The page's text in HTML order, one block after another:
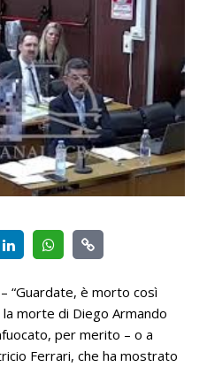
“Guardate, è morto così
morte di Diego Armando
per merito – o a
Ferrari, che ha mostrato